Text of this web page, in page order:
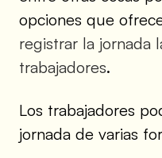
opciones que
registrar la jornada
trabajadores.
Los trabajadores
jornada de varias